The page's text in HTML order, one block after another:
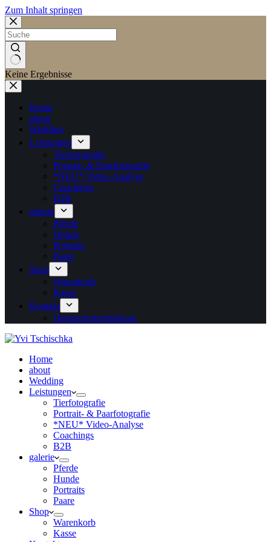
Zum Inhalt springen
Keine Ergebnisse
Home
about
Wedding
Leistungen
Tierfotografie
Portrait- & Paarfotografie
*NEU* Video-Analyse
Coachings
B2B
galerie
Pferde
Hunde
Portraits
Paare
Shop
Warenkorb
Kasse
Kontakt
Datenschutzerklärung
Home
about
Wedding
Leistungen
Tierfotografie
Portrait- & Paarfotografie
*NEU* Video-Analyse
Coachings
B2B
galerie
Pferde
Hunde
Portraits
Paare
Shop
Warenkorb
Kasse